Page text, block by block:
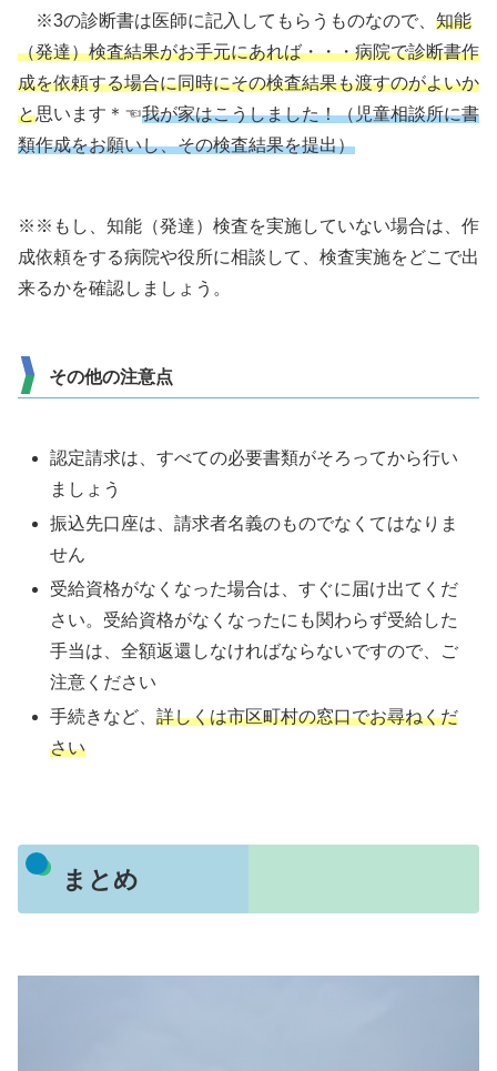
※3の診断書は医師に記入してもらうものなので、 知能
（発達）検査結果がお手元にあれば・・・病院で診断書作
成を依頼する場合に同時にその検査結果も渡すのがよいか
と思います＊☜我が家はこうしました！（児童相談所に書
類作成をお願いし、その検査結果を提出）
※※もし、知能（発達）検査を実施していない場合は、作
成依頼をする病院や役所に相談して、検査実施をどこで出
来るかを確認しましょう。
その他の注意点
認定請求は、すべての必要書類がそろってから行い
ましょう
振込先口座は、請求者名義のものでなくてはなりま
せん
受給資格がなくなった場合は、すぐに届け出てくだ
さい。受給資格がなくなったにも関わらず受給した
手当は、全額返還しなければならないですので、ご
注意ください
手続きなど、詳しくは市区町村の窓口でお尋ねくだ
さい
まとめ